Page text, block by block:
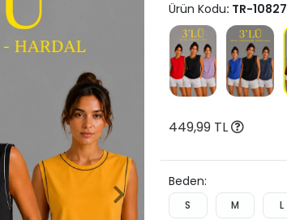
Ürün Kodu: TR-10827
449,99 TL
Beden:
S M L